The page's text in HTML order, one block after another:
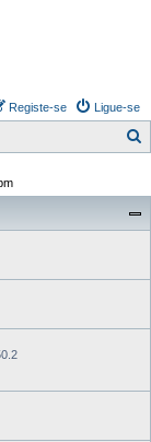
Ligue-se
Registe-se